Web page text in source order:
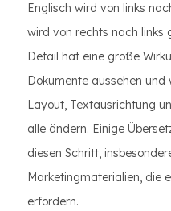
Englisch wird von links
wird von rechts nach links
Detail hat eine große
Dokumente aussehen und
Layout, Textausrichtung
alle ändern. Einige
diesen Schritt,
Marketingmaterialien, die
erfordern.